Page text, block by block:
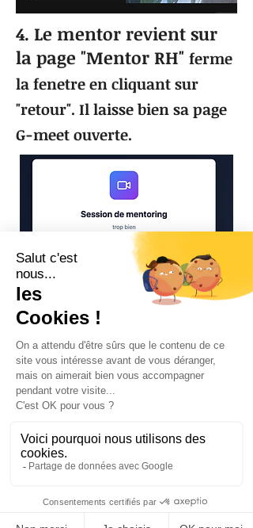
4. Le mentor revient sur
la page "Mentor RH" ferme
la fenetre en cliquant sur
"retour". Il laisse bien sa page
G-meet ouverte.
5. Le mentor envoile lien
copié au jeune professionnel